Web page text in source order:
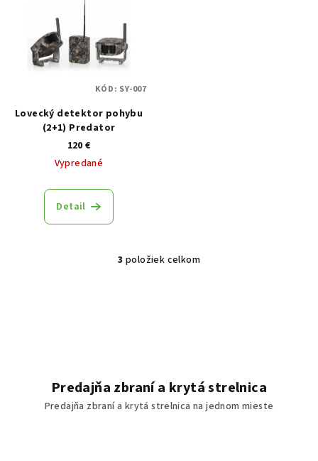
Lovecký detektor pohybu
(2+1) Predator
120 €
Vypredané
Detail
KÓD: SY-007
Ovládacie prvky výpisu
3 položiek celkom
Predajňa zbraní a krytá strelnica
Predajňa zbraní a krytá strelnica na jednom mieste